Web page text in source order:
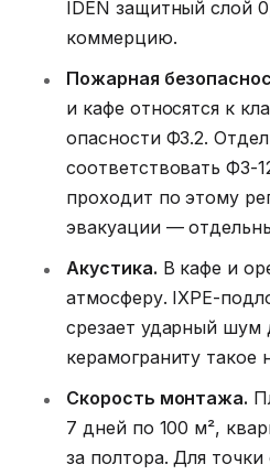
IDEN защитный слой
коммерцию.
Пожарная
и кафе относятся к
опасности Ф3.2.
соответствовать ФЗ-
проходит по этому
эвакуации —
Акустика. В кафе и
атмосферу. IXPE-
срезает ударный
керамограниту такое
Скорость монтажа.
7 дней по 100 м²,
за полтора. Для